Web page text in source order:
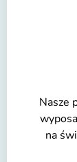
Nasze
na